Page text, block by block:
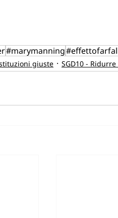
#marymanning
giuste SGD10 -